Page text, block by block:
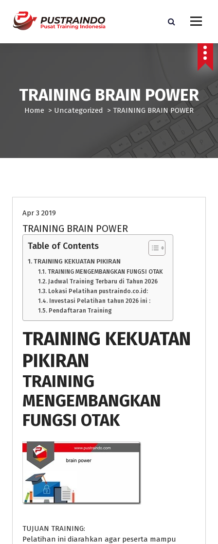
TRAINING BRAIN POWER
Home > Uncategorized > TRAINING BRAIN POWER
Apr 3 2019
TRAINING BRAIN POWER
Table of Contents
TRAINING KEKUATAN PIKIRAN
TRAINING MENGEMBANGKAN FUNGSI OTAK
Jadwal Training Terbaru di Tahun 2026
Lokasi Pelatihan pustraindo.co.id:
Investasi Pelatihan tahun 2026 ini :
Pendaftaran Training
TRAINING KEKUATAN
PIKIRAN
TRAINING
MENGEMBANGKAN
FUNGSI OTAK
TUJUAN TRAINING:
Pelatihan ini diarahkan agar peserta mampu